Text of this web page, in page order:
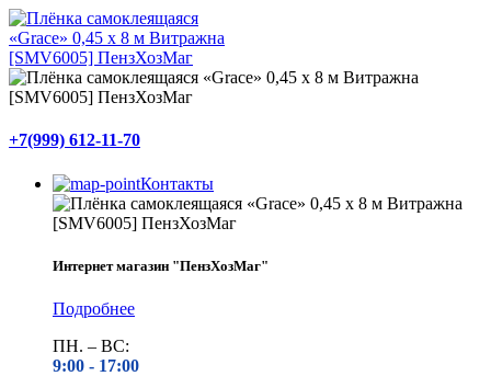
+7(999) 612-11-70
Контакты
Интернет магазин "ПензХозМаг"
Подробнее
ПН. – ВС:
9:00 - 17:00